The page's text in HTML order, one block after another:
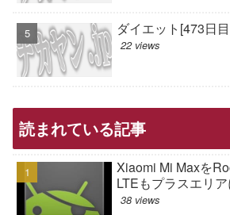
ダイエット[473日
22 views
読まれている記事
Xiaomi Mi Maxを
LTEもプラスエリ
38 views